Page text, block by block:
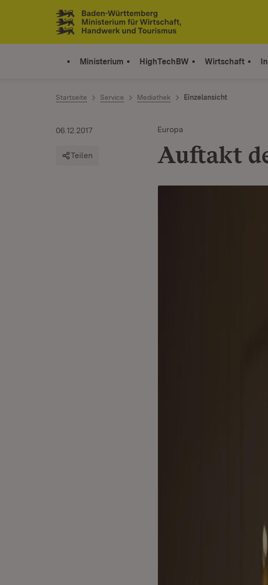
Zum Inhalt springen
Link zur Startseite
Ministerium HighTechBW Wirtschaft
Startseite Service Mediathek Einzelansicht
Europa
Auftakt
06.12.2017
Teilen